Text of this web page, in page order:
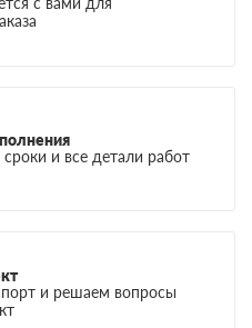
и все детали работ
и решаем вопросы